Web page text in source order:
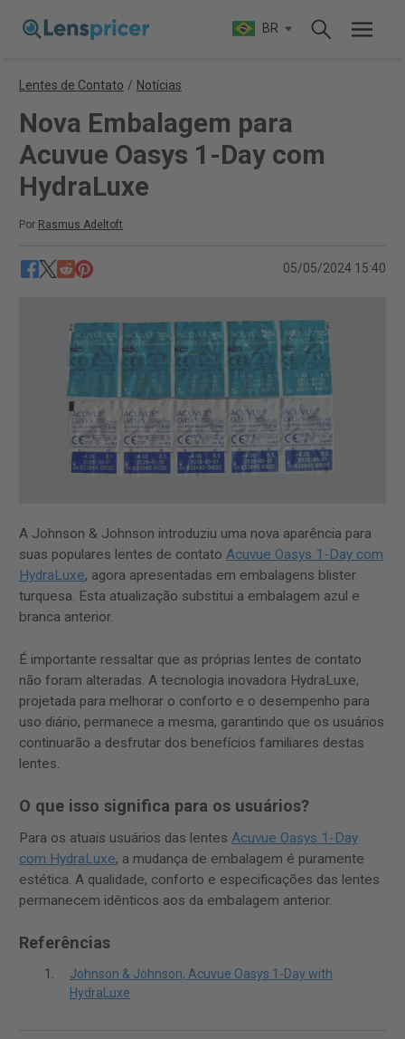
BR
Lentes de Contato / Notícias
Nova Embalagem para
Acuvue Oasys 1-Day com
HydraLuxe
Por Rasmus Adeltoft
05/05/2024 15:40
A Johnson & Johnson introduziu uma nova aparência para
suas populares lentes de contato Acuvue Oasys 1-Day com
HydraLuxe, agora apresentadas em embalagens blister
turquesa. Esta atualização substitui a embalagem azul e
branca anterior.
É importante ressaltar que as próprias lentes de contato
não foram alteradas. A tecnologia inovadora HydraLuxe,
projetada para melhorar o conforto e o desempenho para
uso diário, permanece a mesma, garantindo que os usuários
continuarão a desfrutar dos benefícios familiares destas
lentes.
O que isso significa para os usuários?
Para os atuais usuários das lentes Acuvue Oasys 1-Day
com HydraLuxe, a mudança de embalagem é puramente
estética. A qualidade, conforto e especificações das lentes
permanecem idênticos aos da embalagem anterior.
Referências
Johnson & Johnson, Acuvue Oasys 1-Day with
HydraLuxe